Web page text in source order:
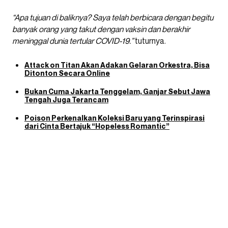
“Apa tujuan di baliknya? Saya telah berbicara dengan begitu
banyak orang yang takut dengan vaksin dan berakhir
meninggal dunia tertular COVID-19.”tuturnya.
Attack on Titan Akan Adakan Gelaran Orkestra, Bisa
Ditonton Secara Online
Bukan Cuma Jakarta Tenggelam, Ganjar Sebut Jawa
Tengah Juga Terancam
Poison Perkenalkan Koleksi Baru yang Terinspirasi
dari Cinta Bertajuk “Hopeless Romantic”